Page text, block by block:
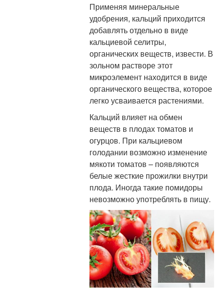
Применяя минеральные
удобрения, кальций приходится
добавлять отдельно в виде
кальциевой селитры,
органических веществ, извести. В
зольном растворе этот
микроэлемент находится в виде
органического вещества, которое
легко усваивается растениями.
Кальций влияет на обмен
веществ в плодах томатов и
огурцов. При кальциевом
голодании возможно изменение
мякоти томатов – появляются
белые жесткие прожилки внутри
плода. Иногда такие помидоры
невозможно употреблять в пищу.